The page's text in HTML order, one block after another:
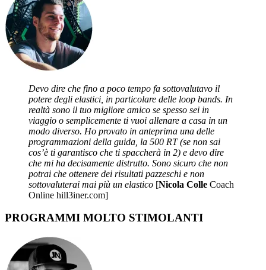
Devo dire che fino a poco tempo fa sottovalutavo il
potere degli elastici, in particolare delle loop bands. In
realtà sono il tuo migliore amico se spesso sei in
viaggio o semplicemente ti vuoi allenare a casa in un
modo diverso. Ho provato in anteprima una delle
programmazioni della guida, la 500 RT (se non sai
cos’è ti garantisco che ti spaccherà in 2) e devo dire
che mi ha decisamente distrutto. Sono sicuro che non
potrai che ottenere dei risultati pazzeschi e non
sottovaluterai mai più un elastico [Nicola Colle Coach
Online hill3iner.com]
PROGRAMMI MOLTO STIMOLANTI